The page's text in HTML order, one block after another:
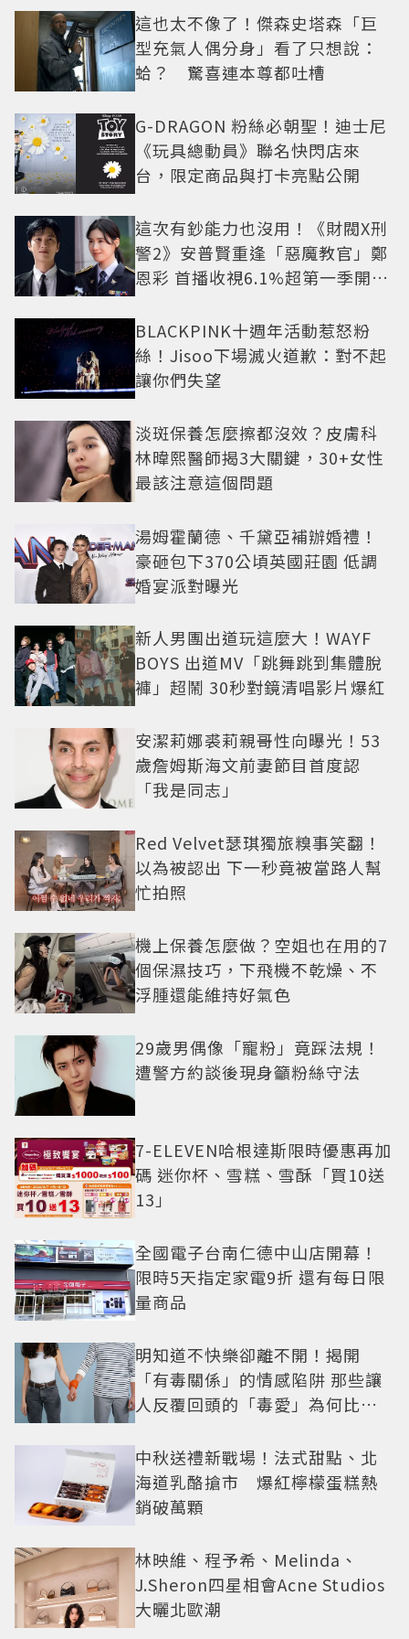
這也太不像了！傑森史塔森「巨
型充氣人偶分身」看了只想說：
蛤？ 驚喜連本尊都吐槽
G-DRAGON 粉絲必朝聖！迪士尼
《玩具總動員》聯名快閃店來
台，限定商品與打卡亮點公開
這次有鈔能力也沒用！《財閥X刑
警2》安普賢重逢「惡魔教官」鄭
恩彩 首播收視6.1%超第一季開紅
BLACKPINK十週年活動惹怒粉
絲！Jisoo下場滅火道歉：對不起
讓你們失望
淡斑保養怎麼擦都沒效？皮膚科
林暐熙醫師揭3大關鍵，30+女性
最該注意這個問題
湯姆霍蘭德、千黛亞補辦婚禮！
豪砸包下370公頃英國莊園 低調
婚宴派對曝光
新人男團出道玩這麼大！WAYF
BOYS 出道MV「跳舞跳到集體脫
褲」超鬧 30秒對鏡清唱影片爆紅
安潔莉娜裘莉親哥性向曝光！53
歲詹姆斯海文前妻節目首度認
「我是同志」
Red Velvet瑟琪獨旅糗事笑翻！
以為被認出 下一秒竟被當路人幫
忙拍照
機上保養怎麼做？空姐也在用的7
個保濕技巧，下飛機不乾燥、不
浮腫還能維持好氣色
29歲男偶像「寵粉」竟踩法規！
遭警方約談後現身籲粉絲守法
7-ELEVEN哈根達斯限時優惠再加
碼 迷你杯、雪糕、雪酥「買10送
13」
全國電子台南仁德中山店開幕！
限時5天指定家電9折 還有每日限
量商品
明知道不快樂卻離不開！揭開
「有毒關係」的情感陷阱 那些讓
人反覆回頭的「毒愛」為何比菸
中秋送禮新戰場！法式甜點、北
海道乳酪搶市 爆紅檸檬蛋糕熱
銷破萬顆
林映維、程予希、Melinda、
J.Sheron四星相會Acne Studios
大曬北歐潮